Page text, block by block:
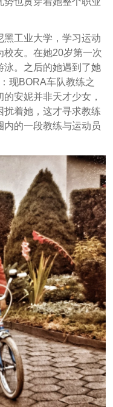
黑工业大学，学习运动
校友。在她20岁第一次
泳。之后的她遇到了她
现BORA车队教练之
安妮并非天才少女，
扰着她，这才寻求教练
的一段教练与运动员